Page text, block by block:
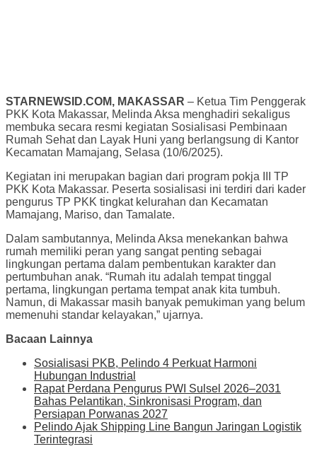
STARNEWSID.COM, MAKASSAR – Ketua Tim Penggerak
PKK Kota Makassar, Melinda Aksa menghadiri sekaligus
membuka secara resmi kegiatan Sosialisasi Pembinaan
Rumah Sehat dan Layak Huni yang berlangsung di Kantor
Kecamatan Mamajang, Selasa (10/6/2025).
Kegiatan ini merupakan bagian dari program pokja III TP
PKK Kota Makassar. Peserta sosialisasi ini terdiri dari kader
pengurus TP PKK tingkat kelurahan dan Kecamatan
Mamajang, Mariso, dan Tamalate.
Dalam sambutannya, Melinda Aksa menekankan bahwa
rumah memiliki peran yang sangat penting sebagai
lingkungan pertama dalam pembentukan karakter dan
pertumbuhan anak. “Rumah itu adalah tempat tinggal
pertama, lingkungan pertama tempat anak kita tumbuh.
Namun, di Makassar masih banyak pemukiman yang belum
memenuhi standar kelayakan,” ujarnya.
Bacaan Lainnya
Sosialisasi PKB, Pelindo 4 Perkuat Harmoni
Hubungan Industrial
Rapat Perdana Pengurus PWI Sulsel 2026–2031
Bahas Pelantikan, Sinkronisasi Program, dan
Persiapan Porwanas 2027
Pelindo Ajak Shipping Line Bangun Jaringan Logistik
Terintegrasi